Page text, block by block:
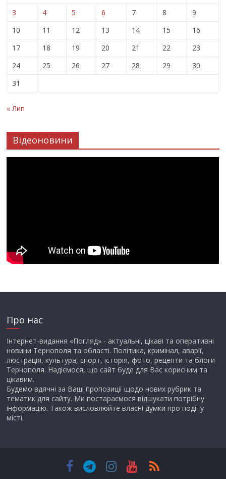
3
4 5 6 7 8
9
10
11 12 13 14 15
16
17
18 19 20 21 22
23
24
25 26 27 28 29
30
31
« Лип
Відеоновини
Про нас
Інтернет-видання «Погляд» - актуальні, цікаві та оперативні
новини Тернополя та області. Політика, кримінал, аварії,
люстрація, культура, спорт, історія, фото, рецепти та блоги
Тернополя. Надіємося, що сайт буде для Вас корисним та
цікавим.
Будемо вдячні за Ваші пропозиції щодо нових рубрик та
тематик для сайту. Ми постараємося відшукати потрібну
інформацію. Також висловлюйте власні думки про події у
місті.